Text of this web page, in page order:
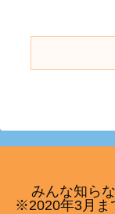
みんな知ら
※2020年3月ま